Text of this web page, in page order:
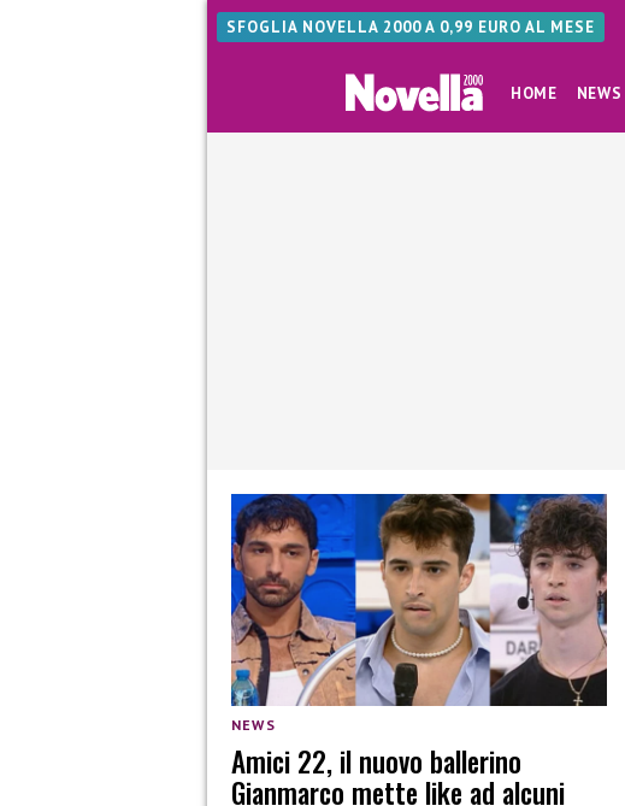
SFOGLIA NOVELLA 2000 A 0,99 EURO AL MESE
HOME NEWS
NEWS
Amici 22, il nuovo ballerino
Gianmarco mette like ad alcuni